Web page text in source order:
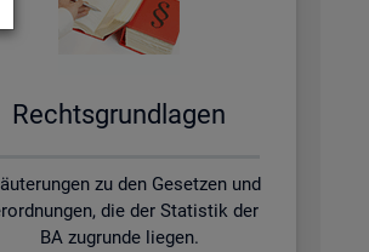
Rechts­grund­la­gen
zu den Gesetzen und
die der Statistik der
BA zugrunde liegen.